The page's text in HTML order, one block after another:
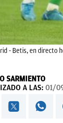
- Betis, en directo
SARMIENTO
A LAS: 01/